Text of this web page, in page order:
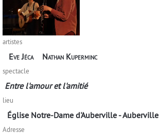
artistes
Eve Jéca Nathan Kuperminc
spectacle
Entre l'amour et l'amitié
lieu
Église Notre-Dame d'Auberville - Auberville
Adresse